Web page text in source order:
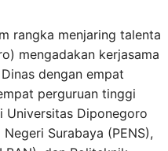
rangka menjaring talenta
mengadakan kerjasama
dengan empat
perguruan tinggi
Universitas Diponegoro
Surabaya (PENS),